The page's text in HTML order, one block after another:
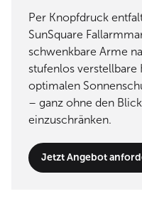
Per Knopfdruck
SunSquare
schwenkbare Arme
stufenlos
optimalen
– ganz ohne den
einzuschränken.
Jetzt Angebot